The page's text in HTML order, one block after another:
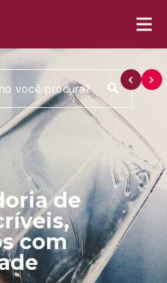
de
com